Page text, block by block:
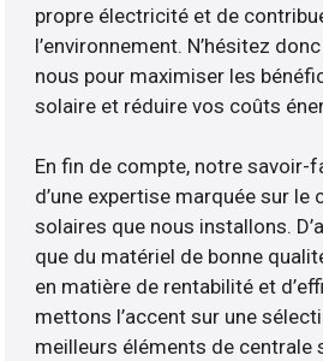
propre électricité et de
l’environnement. N’hésitez
nous pour maximiser les
solaire et réduire vos coûts
En fin de compte, notre savoir-
d’une expertise marquée sur le
solaires que nous installons.
que du matériel de bonne
en matière de rentabilité et
mettons l’accent sur une
meilleurs éléments de centrale